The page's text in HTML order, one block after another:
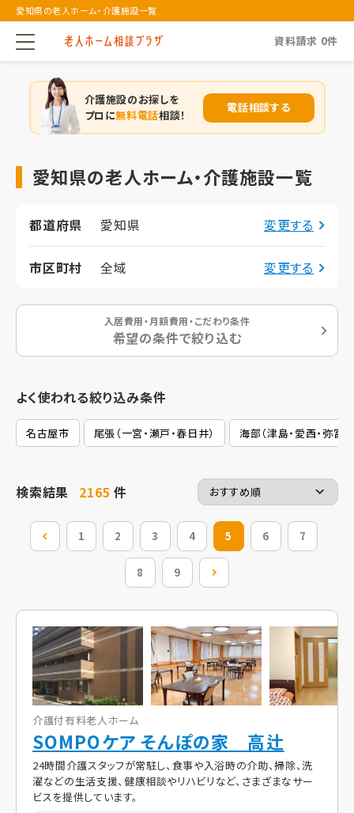
愛知県の老人ホーム・介護施設一覧
資料請求 0件
介護施設のお探しを
プロに無料電話相談！
電話相談する
愛知県の老人ホーム・介護施設一覧
都道府県 愛知県 変更する
市区町村 全域 変更する
入居費用・月額費用・こだわり条件
希望の条件で絞り込む
よく使われる絞り込み条件
名古屋市 尾張（一宮・瀬戸・春日井） 海部（津島・愛西・弥富）
検索結果 2165件
前の20件
1 2 3 4 5 6 7
8 9
介護付有料老人ホーム
SOMPOケア そんぽの家 高辻
24時間介護スタッフが常駐し、食事や入浴時の介助、掃除、洗
濯などの生活支援、健康相談やリハビリなど、さまざまなサー
ビスを提供しています。